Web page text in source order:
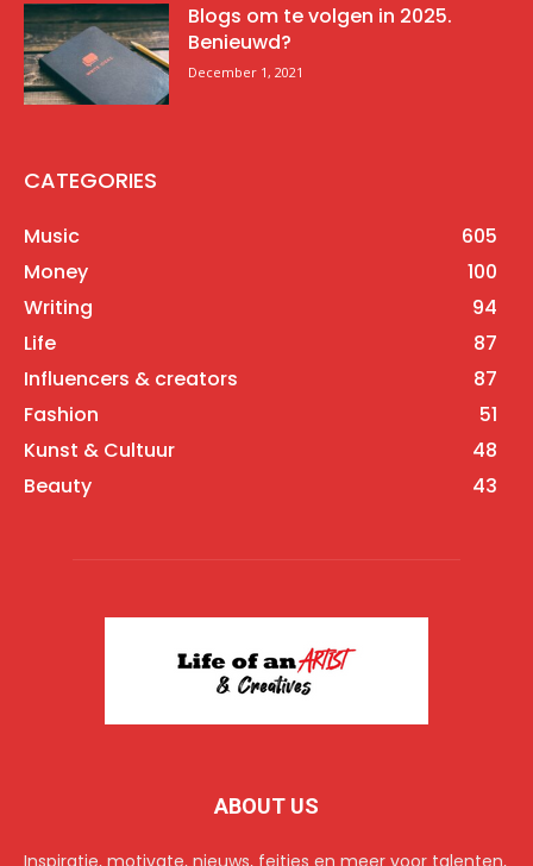
Blogs om te volgen in 2025.
Benieuwd?
December 1, 2021
CATEGORIES
Music
605
Money
100
Writing
94
Life
87
Influencers & creators
87
Fashion
51
Kunst & Cultuur
48
Beauty
43
ABOUT US